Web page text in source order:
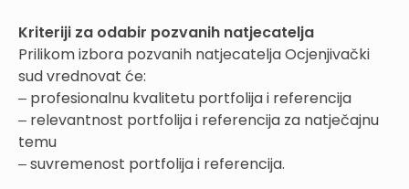
Kriteriji za odabir pozvanih natjecatelja
Prilikom izbora pozvanih natjecatelja Ocjenjivački
sud vrednovat će:
‒ profesionalnu kvalitetu portfolija i referencija
‒ relevantnost portfolija i referencija za natječajnu
temu
‒ suvremenost portfolija i referencija.